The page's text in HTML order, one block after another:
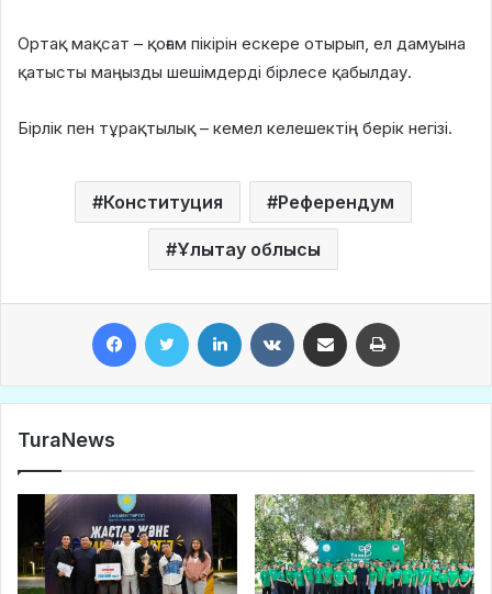
Ортақ мақсат – қоғам пікірін ескере отырып, ел дамуына
қатысты маңызды шешімдерді бірлесе қабылдау.
Бірлік пен тұрақтылық – кемел келешектің берік негізі.
Конституция Референдум
Ұлытау облысы
TuraNews